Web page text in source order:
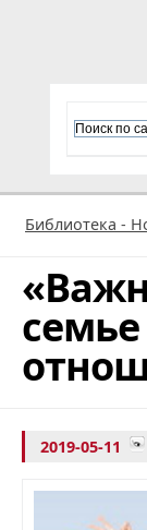
Библиотека -
2019-05-11